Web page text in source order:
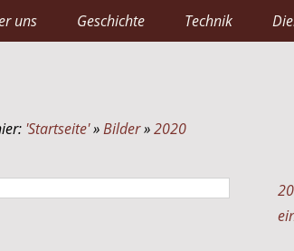
uns Geschichte Technik
'Startseite'»Bilder»2020